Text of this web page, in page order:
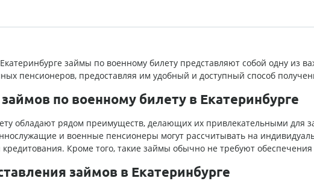
займы по военному билету представляют собой одну из
пенсионеров, предоставляя им удобный и доступный способ
по военному билету в Екатеринбурге
обладают рядом преимуществ, делающих их привлекательными для
и военные пенсионеры могут рассчитывать на
кредитования. Кроме того, такие займы обычно не требуют
займов в Екатеринбурге